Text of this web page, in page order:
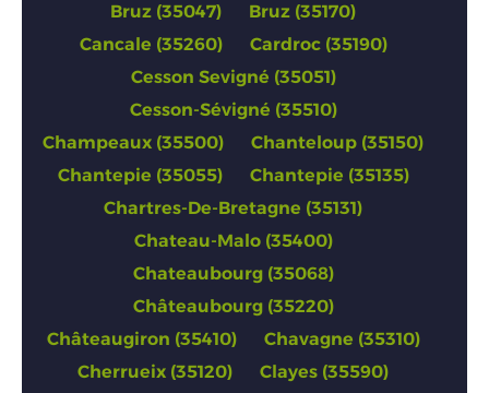
Bruz (35047)
Bruz (35170)
Cancale (35260)
Cardroc (35190)
Cesson Sevigné (35051)
Cesson-Sévigné (35510)
Champeaux (35500)
Chanteloup (35150)
Chantepie (35055)
Chantepie (35135)
Chartres-De-Bretagne (35131)
Chateau-Malo (35400)
Chateaubourg (35068)
Châteaubourg (35220)
Châteaugiron (35410)
Chavagne (35310)
Cherrueix (35120)
Clayes (35590)